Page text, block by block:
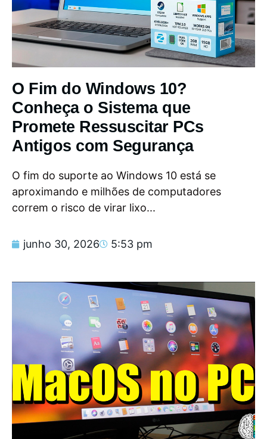
O Fim do Windows 10?
Conheça o Sistema que
Promete Ressuscitar PCs
Antigos com Segurança
O fim do suporte ao Windows 10 está se
aproximando e milhões de computadores
correm o risco de virar lixo...
junho 30, 2026 5:53 pm